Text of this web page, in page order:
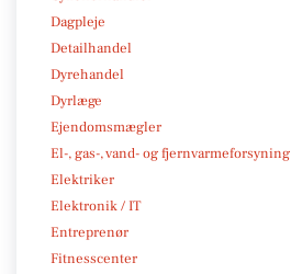
Dagpleje
Detailhandel
Dyrehandel
Dyrlæge
Ejendomsmægler
El-, gas-, vand- og fjernvarmeforsyning
Elektriker
Elektronik / IT
Entreprenør
Fitnesscenter